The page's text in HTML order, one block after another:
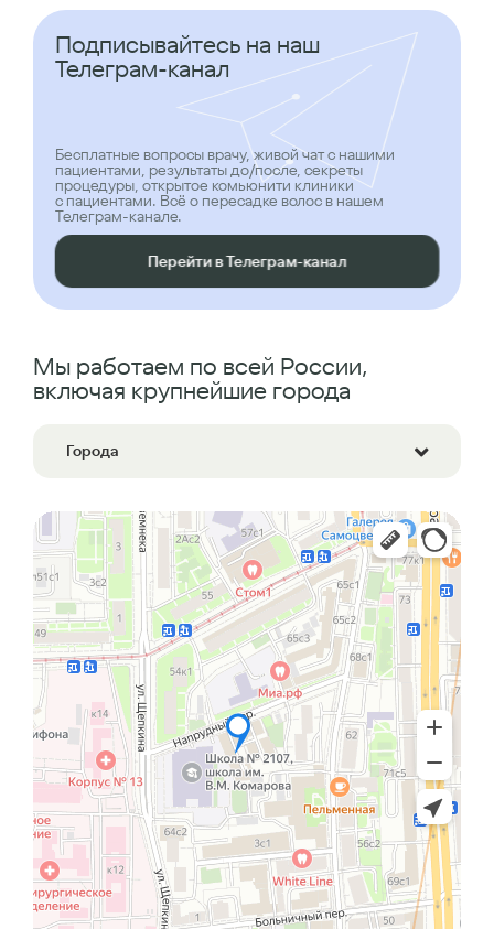
Подписывайтесь на наш
Телеграм-канал
Бесплатные вопросы врачу, живой чат с нашими
пациентами, результаты до/после, секреты
процедуры, открытое комьюнити клиники
с пациентами. Всё о пересадке волос в нашем
Телеграм-канале.
Перейти в Телеграм-канал
Мы работаем по всей России,
включая крупнейшие города
Города